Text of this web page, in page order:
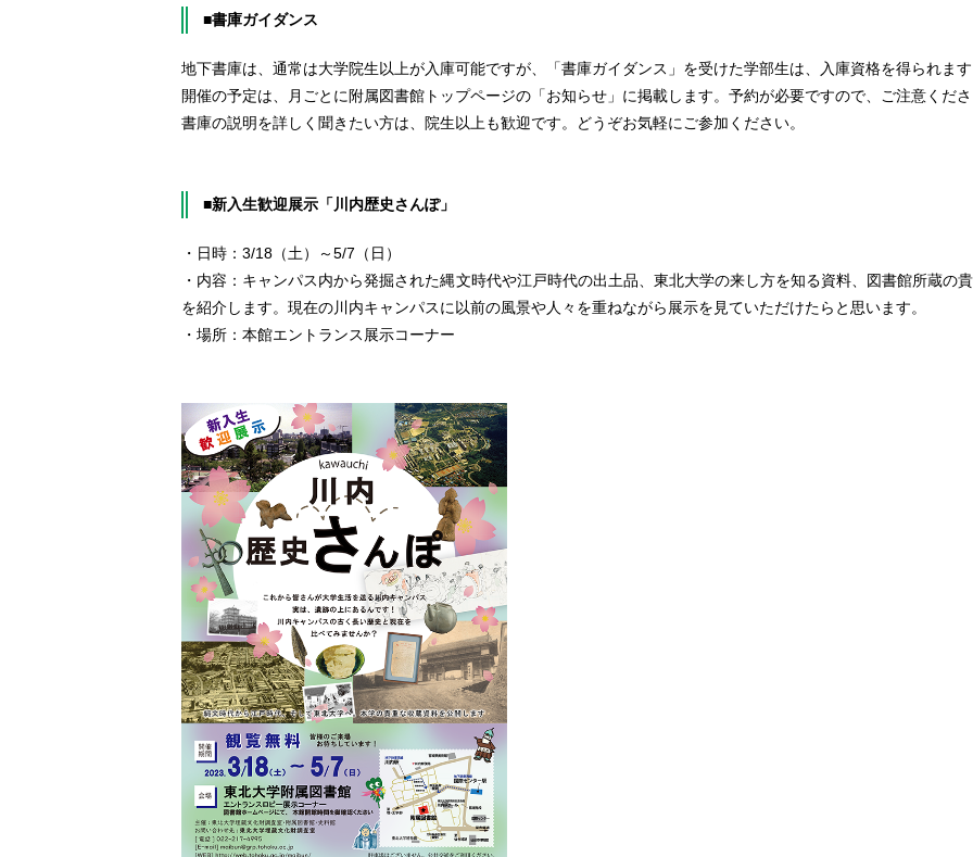
■書庫ガイダンス
地下書庫は、通常は大学院生以上が入庫可能ですが、「書庫ガイダンス」を受けた学部生は、入庫資格を得られま
開催の予定は、月ごとに附属図書館トップページの「お知らせ」に掲載します。予約が必要ですので、ご注意くだ
書庫の説明を詳しく聞きたい方は、院生以上も歓迎です。どうぞお気軽にご参加ください。
■新入生歓迎展示「川内歴史さんぽ」
・日時：3/18（土）～5/7（日）
・内容：キャンパス内から発掘された縄文時代や江戸時代の出土品、東北大学の来し方を知る資料、図書館所蔵の
を紹介します。現在の川内キャンパスに以前の風景や人々を重ねながら展示を見ていただけたらと思います。
・場所：本館エントランス展示コーナー